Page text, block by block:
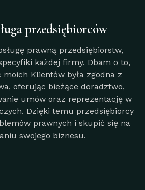
przedsiębiorców
prawną przedsiębiorstw,
każdej firmy. Dbam o to,
moich Klientów była zgodna z
oferując bieżące doradztwo,
umów oraz reprezentację w
Dzięki temu przedsiębiorcy
prawnych i skupić się na
swojego biznesu.